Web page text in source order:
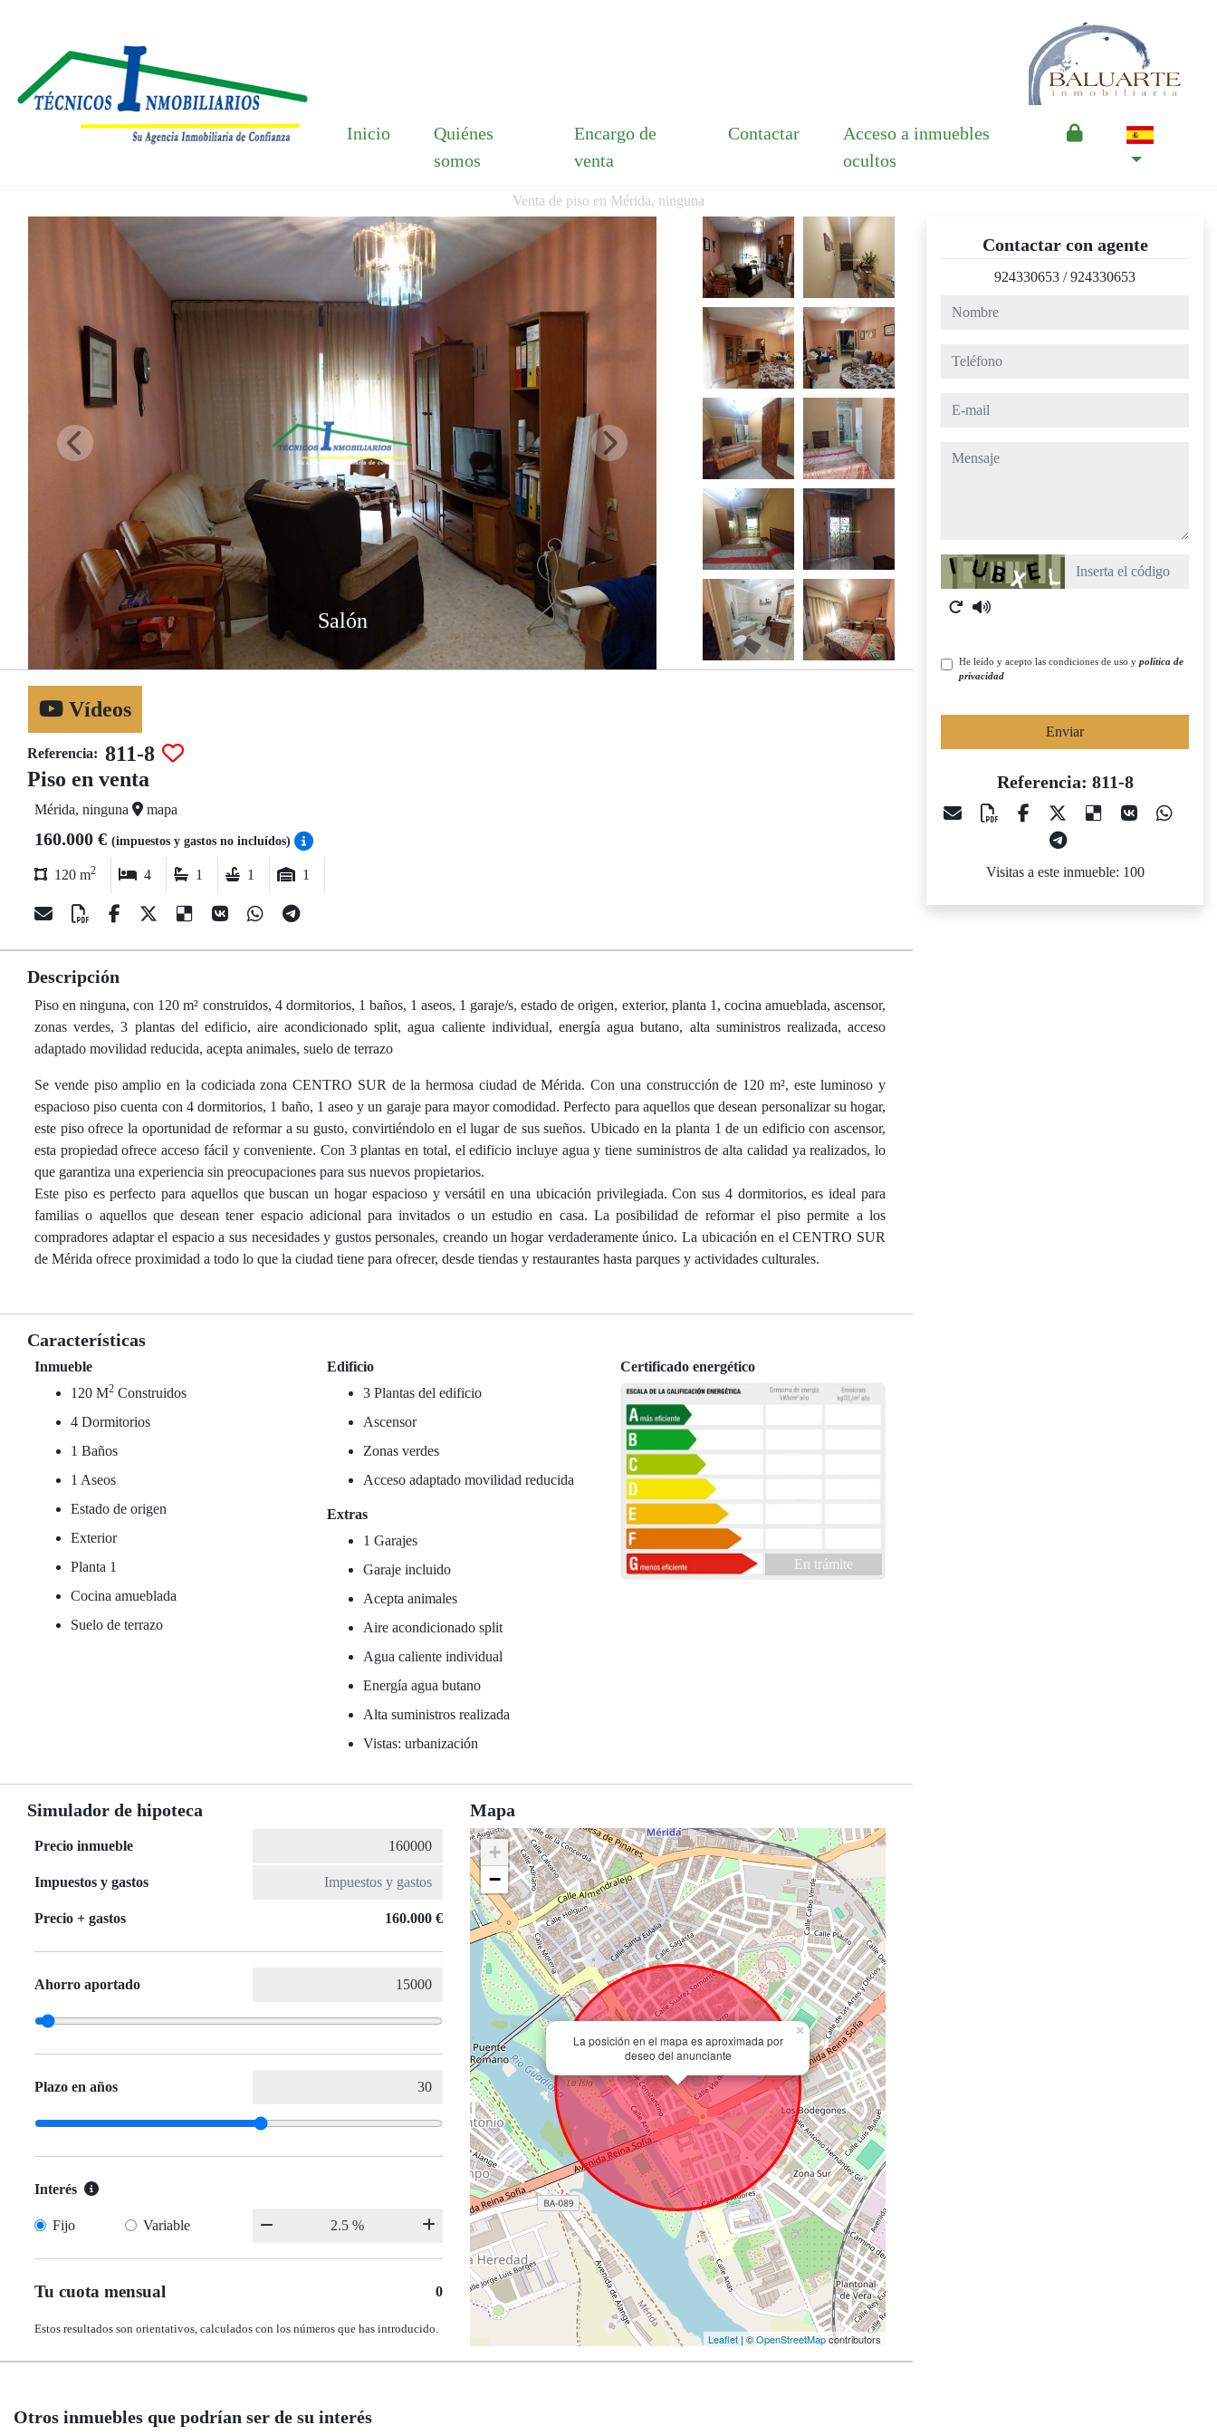
Inicio
Quiénes
somos
Encargo de
venta
Contactar
Acceso a inmuebles
ocultos
Venta de piso en Mérida, ninguna
Salón
Vídeos
Referencia: 811-8
Piso en venta
Mérida, ninguna mapa
160.000 € (impuestos y gastos no incluídos)
120 m2 4 1 1 1
Descripción
Piso en ninguna, con 120 m² construidos, 4 dormitorios, 1 baños, 1 aseos, 1 garaje/s, estado de origen, exterior, planta 1, cocina amueblada, ascensor,
zonas verdes, 3 plantas del edificio, aire acondicionado split, agua caliente individual, energía agua butano, alta suministros realizada, acceso
adaptado movilidad reducida, acepta animales, suelo de terrazo
Se vende piso amplio en la codiciada zona CENTRO SUR de la hermosa ciudad de Mérida. Con una construcción de 120 m², este luminoso y
espacioso piso cuenta con 4 dormitorios, 1 baño, 1 aseo y un garaje para mayor comodidad. Perfecto para aquellos que desean personalizar su hogar,
este piso ofrece la oportunidad de reformar a su gusto, convirtiéndolo en el lugar de sus sueños. Ubicado en la planta 1 de un edificio con ascensor,
esta propiedad ofrece acceso fácil y conveniente. Con 3 plantas en total, el edificio incluye agua y tiene suministros de alta calidad ya realizados, lo
que garantiza una experiencia sin preocupaciones para sus nuevos propietarios.
Este piso es perfecto para aquellos que buscan un hogar espacioso y versátil en una ubicación privilegiada. Con sus 4 dormitorios, es ideal para
familias o aquellos que desean tener espacio adicional para invitados o un estudio en casa. La posibilidad de reformar el piso permite a los
compradores adaptar el espacio a sus necesidades y gustos personales, creando un hogar verdaderamente único. La ubicación en el CENTRO SUR
de Mérida ofrece proximidad a todo lo que la ciudad tiene para ofrecer, desde tiendas y restaurantes hasta parques y actividades culturales.
Características
Inmueble
120 M2 Construidos
4 Dormitorios
1 Baños
1 Aseos
Estado de origen
Exterior
Planta 1
Cocina amueblada
Suelo de terrazo
Edificio
3 Plantas del edificio
Ascensor
Zonas verdes
Acceso adaptado movilidad reducida
Extras
1 Garajes
Garaje incluido
Acepta animales
Aire acondicionado split
Agua caliente individual
Energía agua butano
Alta suministros realizada
Vistas: urbanización
Certificado energético
En trámite
Simulador de hipoteca
Precio inmueble
Impuestos y gastos
Precio + gastos 160.000 €
Ahorro aportado
Plazo en años
Interés
Fijo Variable
Tu cuota mensual 0
Estos resultados son orientativos, calculados con los números que has introducido.
Mapa
La posición en el mapa es aproximada por
deseo del anunciante
×
+
−
Leaflet | ©OpenStreetMapcontributors
Contactar con agente
924330653 /924330653
nombre
teléfono
e-mail
mensaje
Captcha
He leído y acepto las condiciones de uso y política de
privacidad
Enviar
Referencia: 811-8
Visitas a este inmueble: 100
Otros inmuebles que podrían ser de su interés